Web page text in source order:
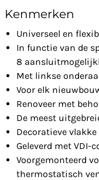
Kenmerken
Universeel en
In functie van de
8
Met linkse
Voor elk
Renoveer met
De meest
Decoratieve
Geleverd met VDI-
Voorgemonteerd
thermostatisch